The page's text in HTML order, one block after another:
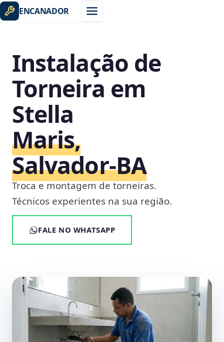
ENCANADOR
Instalação de
Torneira em
Stella
Maris,
Salvador‑BA
Troca e montagem de torneiras.
Técnicos experientes na sua região.
FALE NO WHATSAPP